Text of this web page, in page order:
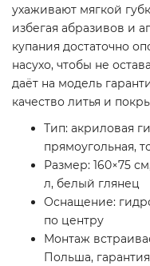
ухаживают мягкой
избегая абразивов и
купания достаточно
насухо, чтобы не
даёт на модель
качество литья и
Тип: акриловая
прямоугольная,
Размер: 160×75
л, белый глянец
Оснащение:
по центру
Монтаж
Польша,